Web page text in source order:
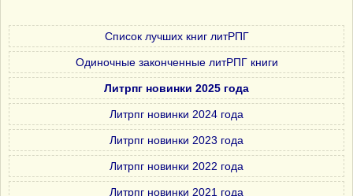
Список лучших книг литРПГ
Одиночные законченные литРПГ книги
Литрпг новинки 2025 года
Литрпг новинки 2024 года
Литрпг новинки 2023 года
Литрпг новинки 2022 года
Литрпг новинки 2021 года